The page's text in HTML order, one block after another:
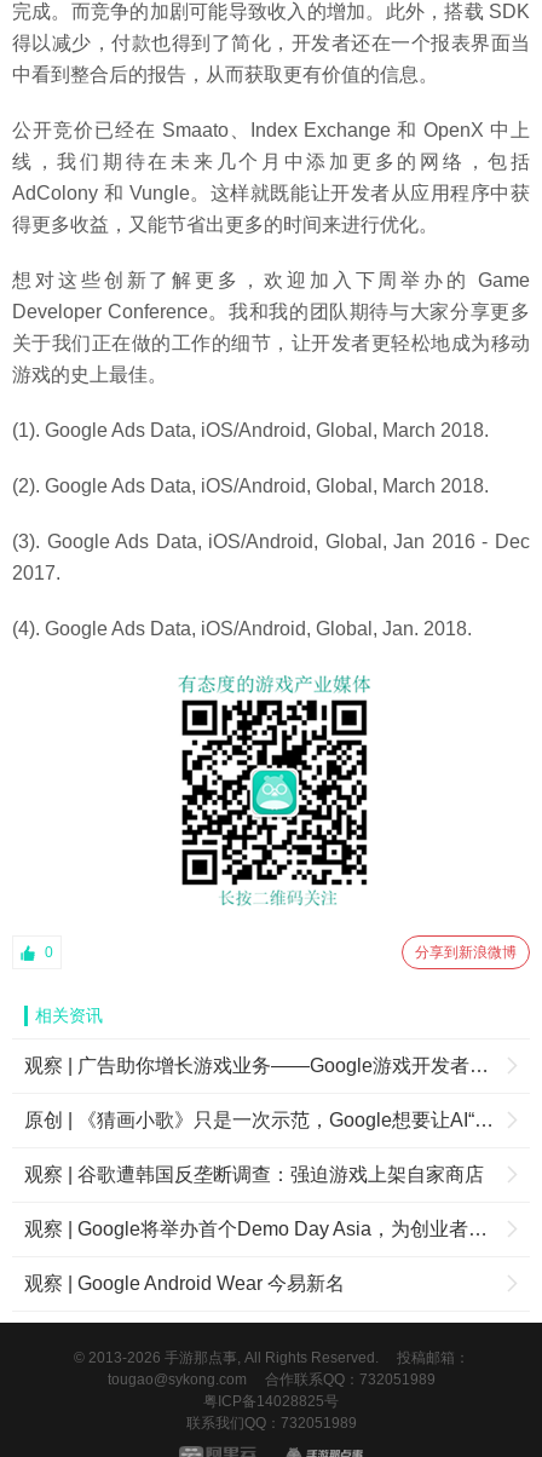
完成。而竞争的加剧可能导致收入的增加。此外，搭载 SDK
得以减少，付款也得到了简化，开发者还在一个报表界面当
中看到整合后的报告，从而获取更有价值的信息。
公开竞价已经在 Smaato、Index Exchange 和 OpenX 中上
线，我们期待在未来几个月中添加更多的网络，包括
AdColony 和 Vungle。这样就既能让开发者从应用程序中获
得更多收益，又能节省出更多的时间来进行优化。
想对这些创新了解更多，欢迎加入下周举办的 Game
Developer Conference。我和我的团队期待与大家分享更多
关于我们正在做的工作的细节，让开发者更轻松地成为移动
游戏的史上最佳。
(1). Google Ads Data, iOS/Android, Global, March 2018.
(2). Google Ads Data, iOS/Android, Global, March 2018.
(3). Google Ads Data, iOS/Android, Global, Jan 2016 - Dec
2017.
(4). Google Ads Data, iOS/Android, Global, Jan. 2018.
0 分享到新浪微博
相关资讯
观察 | 广告助你增长游戏业务——Google游戏开发者大会
原创 | 《猜画小歌》只是一次示范，Google想要让AI“无处不在”
观察 | 谷歌遭韩国反垄断调查：强迫游戏上架自家商店
观察 | Google将举办首个Demo Day Asia，为创业者提供更多机会
观察 | Google Android Wear 今易新名
© 2013-2026 手游那点事, All Rights Reserved.
投稿邮箱：
tougao@sykong.com 合作联系QQ：732051989
粤ICP备14028825号
联系我们QQ：732051989